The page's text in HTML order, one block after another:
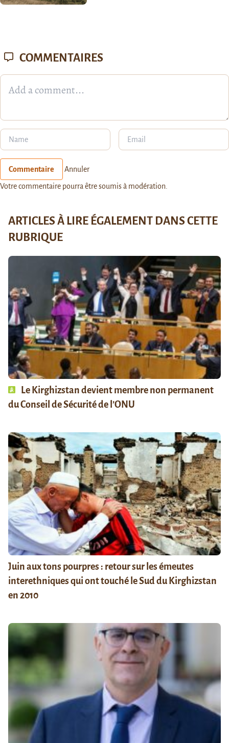
COMMENTAIRES
Commentaire Annuler
Votre commentaire pourra être soumis à modération.
ARTICLES À LIRE ÉGALEMENT DANS CETTE
RUBRIQUE
Le Kirghizstan devient membre non permanent
du Conseil de Sécurité de l’ONU
Juin aux tons pourpres : retour sur les émeutes
interethniques qui ont touché le Sud du Kirghizstan
en 2010